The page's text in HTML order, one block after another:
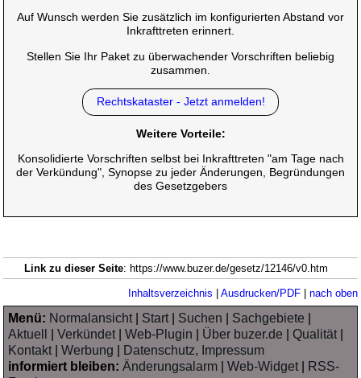
Auf Wunsch werden Sie zusätzlich im konfigurierten Abstand vor
Inkrafttreten erinnert.
Stellen Sie Ihr Paket zu überwachender Vorschriften beliebig
zusammen.
Rechtskataster - Jetzt anmelden!
Weitere Vorteile:
Konsolidierte Vorschriften selbst bei Inkrafttreten "am Tage nach
der Verkündung", Synopse zu jeder Änderungen, Begründungen
des Gesetzgebers
Link zu dieser Seite: https://www.buzer.de/gesetz/12146/v0.htm
Inhaltsverzeichnis Ausdrucken/PDF| nach oben
Menü: Normalansicht| Start| Suchen Sachgebiete
Aktuell
|Verkündet|Web-Plugin Über buzer.de |Qualität|
Kontakt|Werbung
Datenschutz, Impressum
informiert bleiben: Änderungsalarm |Web-Widget|
RSS-